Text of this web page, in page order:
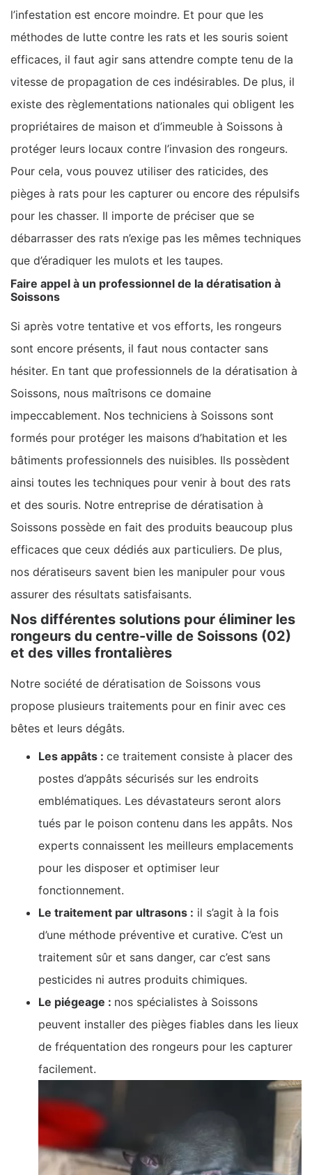
l’infestation est encore moindre. Et pour que les
méthodes de lutte contre les rats et les souris soient
efficaces, il faut agir sans attendre compte tenu de la
vitesse de propagation de ces indésirables. De plus, il
existe des règlementations nationales qui obligent les
propriétaires de maison et d’immeuble à Soissons à
protéger leurs locaux contre l’invasion des rongeurs.
Pour cela, vous pouvez utiliser des raticides, des
pièges à rats pour les capturer ou encore des répulsifs
pour les chasser. Il importe de préciser que se
débarrasser des rats n’exige pas les mêmes techniques
que d’éradiquer les mulots et les taupes.
Faire appel à un professionnel de la dératisation à
Soissons
Si après votre tentative et vos efforts, les rongeurs
sont encore présents, il faut nous contacter sans
hésiter. En tant que professionnels de la dératisation à
Soissons, nous maîtrisons ce domaine
impeccablement. Nos techniciens à Soissons sont
formés pour protéger les maisons d’habitation et les
bâtiments professionnels des nuisibles. Ils possèdent
ainsi toutes les techniques pour venir à bout des rats
et des souris. Notre entreprise de dératisation à
Soissons possède en fait des produits beaucoup plus
efficaces que ceux dédiés aux particuliers. De plus,
nos dératiseurs savent bien les manipuler pour vous
assurer des résultats satisfaisants.
Nos différentes solutions pour éliminer les
rongeurs du centre-ville de Soissons (02)
et des villes frontalières
Notre société de dératisation de Soissons vous
propose plusieurs traitements pour en finir avec ces
bêtes et leurs dégâts.
Les appâts : ce traitement consiste à placer des
postes d’appâts sécurisés sur les endroits
emblématiques. Les dévastateurs seront alors
tués par le poison contenu dans les appâts. Nos
experts connaissent les meilleurs emplacements
pour les disposer et optimiser leur
fonctionnement.
Le traitement par ultrasons : il s’agit à la fois
d’une méthode préventive et curative. C’est un
traitement sûr et sans danger, car c’est sans
pesticides ni autres produits chimiques.
Le piégeage : nos spécialistes à Soissons
peuvent installer des pièges fiables dans les lieux
de fréquentation des rongeurs pour les capturer
facilement.